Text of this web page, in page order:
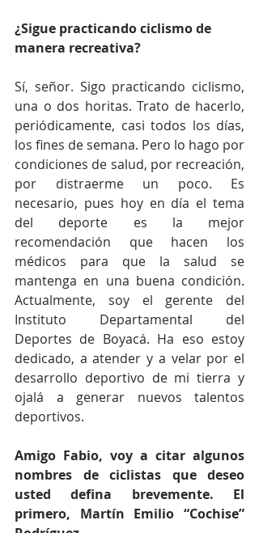
¿Sigue practicando ciclismo de
manera recreativa?
Sí, señor. Sigo practicando ciclismo,
una o dos horitas. Trato de hacerlo,
periódicamente, casi todos los días,
los fines de semana. Pero lo hago por
condiciones de salud, por recreación,
por distraerme un poco. Es
necesario, pues hoy en día el tema
del deporte es la mejor
recomendación que hacen los
médicos para que la salud se
mantenga en una buena condición.
Actualmente, soy el gerente del
Instituto Departamental del
Deportes de Boyacá. Ha eso estoy
dedicado, a atender y a velar por el
desarrollo deportivo de mi tierra y
ojalá a generar nuevos talentos
deportivos.
Amigo Fabio, voy a citar algunos
nombres de ciclistas que deseo
usted defina brevemente. El
primero, Martín Emilio “Cochise”